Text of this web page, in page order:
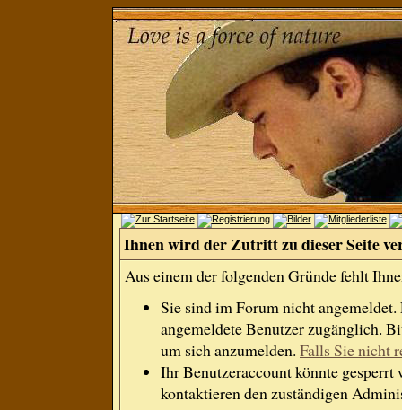
Ihnen wird der Zutritt zu dieser Seite
Aus einem der folgenden Gründe fehlt
Sie sind im Forum nicht
angemeldete Benutzer zugänglich.
um sich anzumelden. Falls Sie nicht
Ihr Benutzeraccount könnte gesperrt
kontaktieren den zuständigen